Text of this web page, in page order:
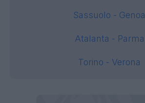
Sassuolo - Genoa
Atalanta - Parma
Torino - Verona